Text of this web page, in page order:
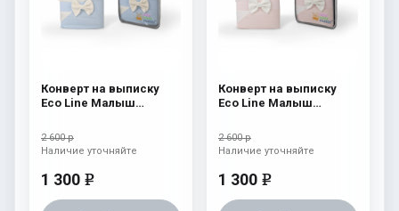
Конверт на выписку
Eco Line Малыш
2 600 р
1 300 e
Наличие уточняйте
Конверт на выписку
Eco Line Малыш
2 600 р
1 300 e
Наличие уточняйте